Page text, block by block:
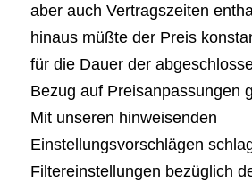
aber auch Vertragszeiten
hinaus müßte der Preis
für die Dauer der
Bezug auf Preisanpassungen
Mit unseren hinweisenden
Einstellungsvorschlägen
Filtereinstellungen bezüglich